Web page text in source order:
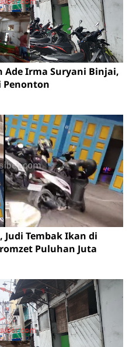
Ade Irma Suryani Binjai,
Penonton
Tembak Ikan di
Puluhan Juta